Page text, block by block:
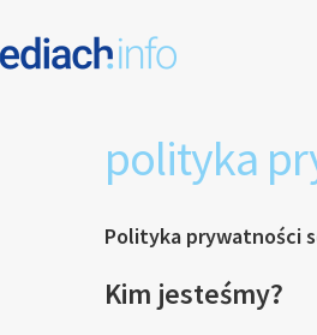
polityka
Polityka prywatności
Kim jesteśmy?